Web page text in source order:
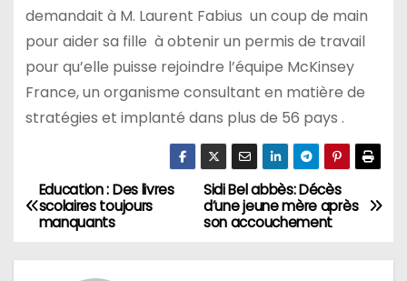
demandait à M. Laurent Fabius un coup de main
pour aider sa fille à obtenir un permis de travail
pour qu’elle puisse rejoindre l’équipe McKinsey
France, un organisme consultant en matière de
stratégies et implanté dans plus de 56 pays .
N
a
Sidi Bel abbès: Décès
d’une jeune mère après
son accouchement
Education : Des livres
scolaires toujours
manquants